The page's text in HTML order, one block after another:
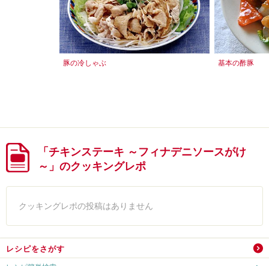
豚の冷しゃぶ 基本の酢豚
「チキンステーキ ～フィナデニソースがけ
～」のクッキングレポ
クッキングレポの投稿はありません
レシピをさがす